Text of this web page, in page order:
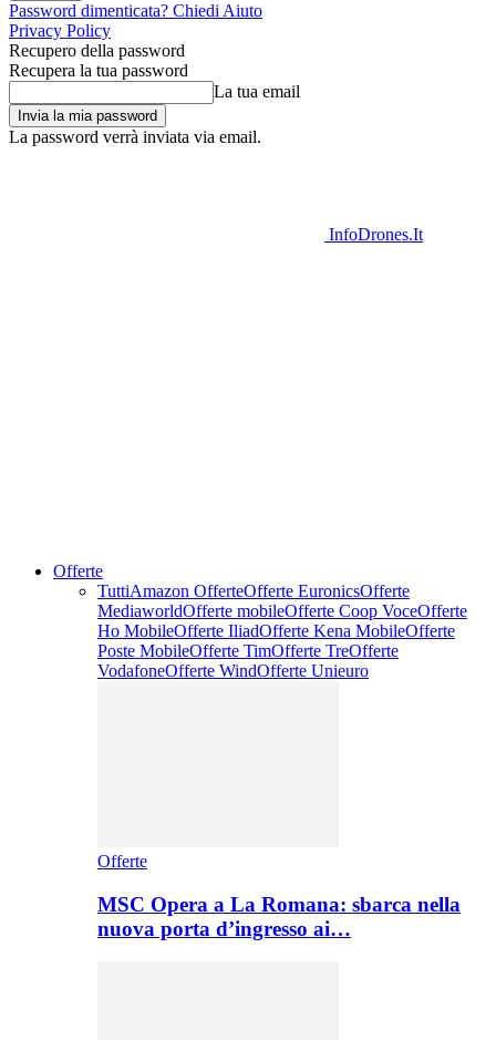
Password dimenticata? Chiedi Aiuto
Privacy Policy
Recupero della password
Recupera la tua password
La tua email
La password verrà inviata via email.
InfoDrones.It
Offerte
TuttiAmazon OfferteOfferte EuronicsOfferte
MediaworldOfferte mobileOfferte Coop VoceOfferte
Ho MobileOfferte IliadOfferte Kena MobileOfferte
Poste MobileOfferte TimOfferte TreOfferte
VodafoneOfferte WindOfferte Unieuro
Offerte
MSC Opera a La Romana: sbarca nella
nuova porta d’ingresso ai…